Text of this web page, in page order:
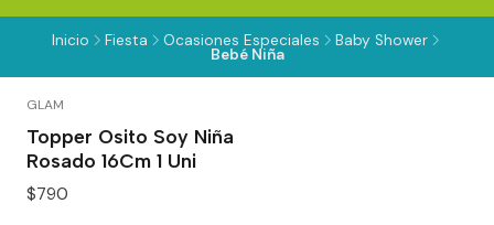
Inicio Fiesta Ocasiones Especiales Baby Shower
Bebé Niña
GLAM
Topper Osito Soy Niña
Rosado 16Cm 1 Uni
$790